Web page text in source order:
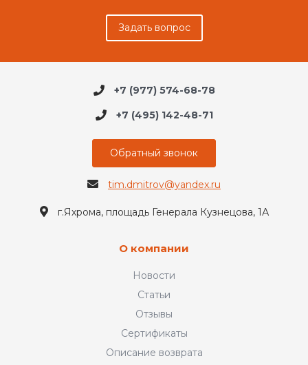
Задать вопрос
+7 (977) 574-68-78
+7 (495) 142-48-71
Обратный звонок
tim.dmitrov@yandex.ru
г.Яхрома, площадь Генерала Кузнецова, 1А
О компании
Новости
Статьи
Отзывы
Сертификаты
Описание возврата